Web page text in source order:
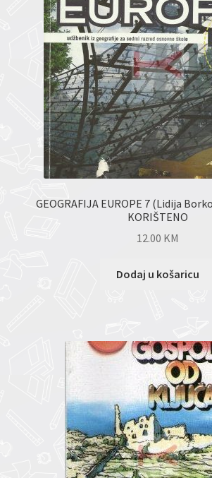
GEOGRAFIJA EUROPE 7 (Lidija
KORIŠTENO
12.00 KM
Dodaj u košaricu